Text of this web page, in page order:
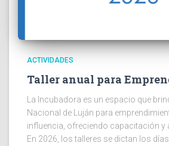
ACTIVIDADES
Taller anual para
La Incubadora es un espacio que
Nacional de Luján para
influencia, ofreciendo capacitación y
En 2026, los talleres se dictan los